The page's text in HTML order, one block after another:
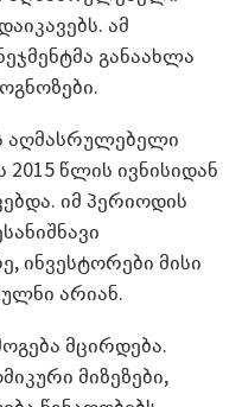
ამ
განაახლა
აღმასრულებელი
წლის ივნისიდან
იმ პერიოდის
ინვესტორები მისი
არიან.
მცირდება.
მიზეზები,